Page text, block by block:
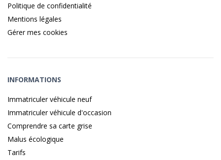
Politique de confidentialité
Mentions légales
Gérer mes cookies
INFORMATIONS
Immatriculer véhicule neuf
Immatriculer véhicule d'occasion
Comprendre sa carte grise
Malus écologique
Tarifs